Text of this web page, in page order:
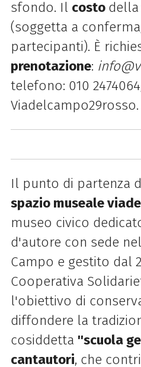
sfondo. Il costo della
(soggetta a
partecipanti). È
prenotazione:
telefono: 010
Viadelcampo29rosso.
Il punto di partenza
spazio museale
museo civico
d'autore con sede
Campo e gestito dal
Cooperativa
l'obiettivo di
diffondere la
cosiddetta ''scuola
cantautori, che